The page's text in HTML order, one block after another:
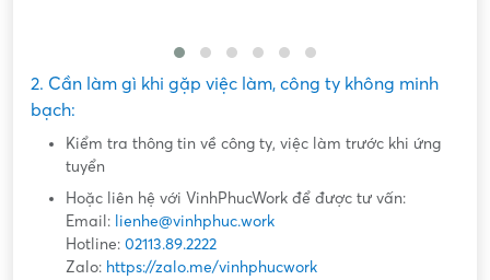
2. Cần làm gì khi gặp việc làm, công ty không minh
bạch:
Kiểm tra thông tin về công ty, việc làm trước khi ứng
tuyển
Hoặc liên hệ với VinhPhucWork để được tư vấn:
Email: lienhe@vinhphuc.work
Hotline: 02113.89.2222
Zalo: https://zalo.me/vinhphucwork